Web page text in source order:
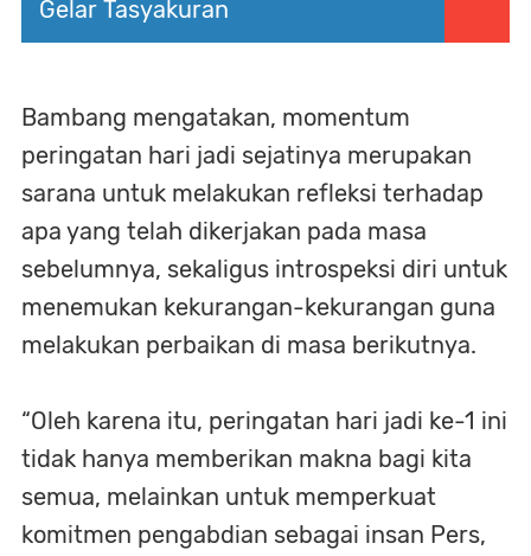
Gelar Tasyakuran
Bambang mengatakan, momentum
peringatan hari jadi sejatinya merupakan
sarana untuk melakukan refleksi terhadap
apa yang telah dikerjakan pada masa
sebelumnya, sekaligus introspeksi diri untuk
menemukan kekurangan-kekurangan guna
melakukan perbaikan di masa berikutnya.
“Oleh karena itu, peringatan hari jadi ke-1 ini
tidak hanya memberikan makna bagi kita
semua, melainkan untuk memperkuat
komitmen pengabdian sebagai insan Pers,